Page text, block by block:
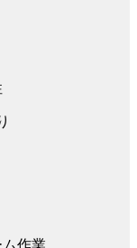
作業